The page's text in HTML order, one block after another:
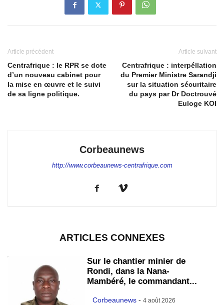
Article précédent
Centrafrique : le RPR se dote
d’un nouveau cabinet pour
la mise en œuvre et le suivi
de sa ligne politique.
Article suivant
Centrafrique : interpéllation
du Premier Ministre Sarandji
sur la situation sécuritaire
du pays par Dr Doctrouvé
Euloge KOI
Corbeaunews
http://www.corbeaunews-centrafrique.com
ARTICLES CONNEXES
Sur le chantier minier de
Rondi, dans la Nana-
Mambéré, le commandant...
Corbeaunews - 4 août 2026